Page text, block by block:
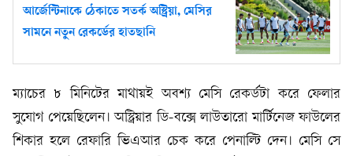
আর্জেন্টিনাকে ঠেকাতে সতর্ক অস্ট্রিয়া, মেসির
সামনে নতুন রেকর্ডের হাতছানি
ম্যাচের ৮ মিনিটের মাথায়ই অবশ্য মেসি রেকর্ডটা করে ফেলার
সুযোগ পেয়েছিলেন। অস্ট্রিয়ার ডি-বক্সে লাউতারো মার্টিনেজ ফাউলের
শিকার হলে রেফারি ভিএআর চেক করে পেনাল্টি দেন। মেসি সে